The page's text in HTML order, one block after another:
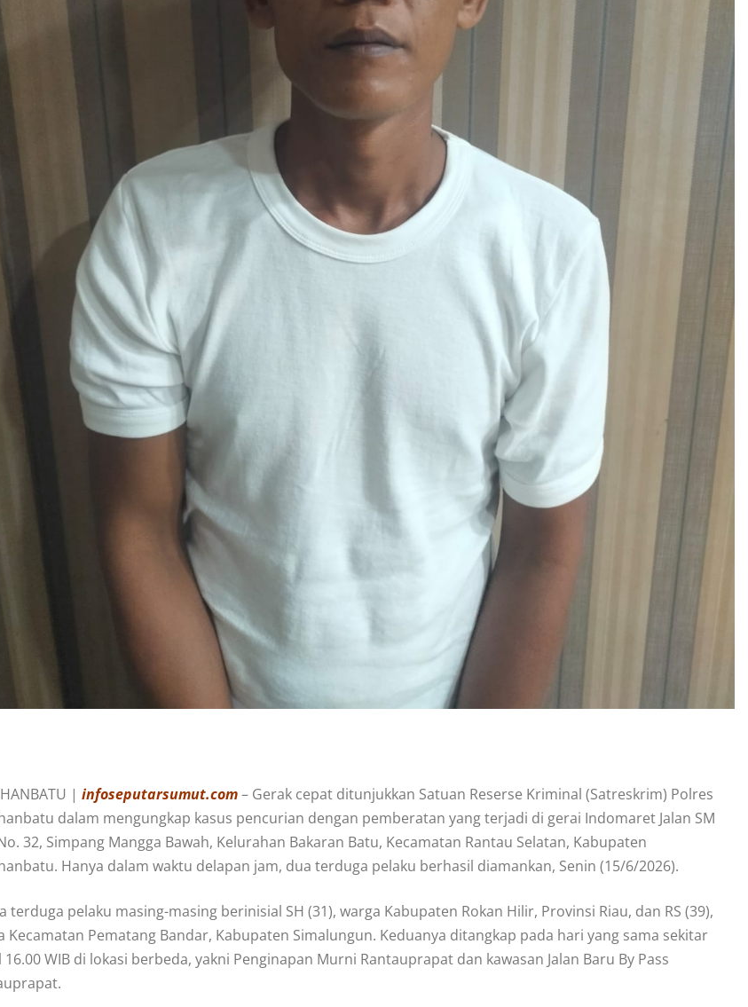
| infoseputarsumut.com– Gerak cepat ditunjukkan Satuan Reserse Kriminal (Satreskrim) Polres
dalam mengungkap kasus pencurian dengan pemberatan yang terjadi di gerai Indomaret Jalan SM
32, Simpang Mangga Bawah, Kelurahan Bakaran Batu, Kecamatan Rantau Selatan, Kabupaten
Hanya dalam waktu delapan jam, dua terduga pelaku berhasil diamankan, Senin (15/6/2026).
terduga pelaku masing-masing berinisial SH (31), warga Kabupaten Rokan Hilir, Provinsi Riau, dan RS (39),
Kecamatan Pematang Bandar, Kabupaten Simalungun. Keduanya ditangkap pada hari yang sama sekitar
16.00 WIB di lokasi berbeda, yakni Penginapan Murni Rantauprapat dan kawasan Jalan Baru By Pass